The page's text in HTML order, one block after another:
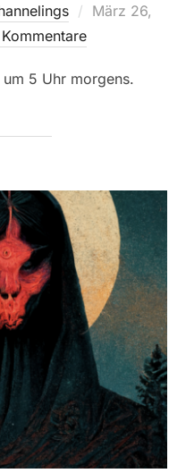
Veröffentlicht
März 26,
5 Uhr morgens.